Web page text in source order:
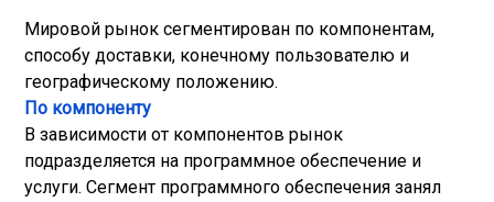
Мировой рынок сегментирован по компонентам,
способу доставки, конечному пользователю и
географическому положению.
По компоненту
В зависимости от компонентов рынок
подразделяется на программное обеспечение и
услуги. Сегмент программного обеспечения занял